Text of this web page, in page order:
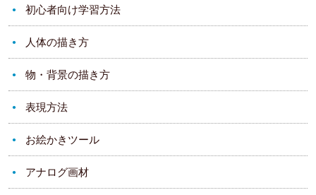
初心者向け学習方法
人体の描き方
物・背景の描き方
表現方法
お絵かきツール
アナログ画材